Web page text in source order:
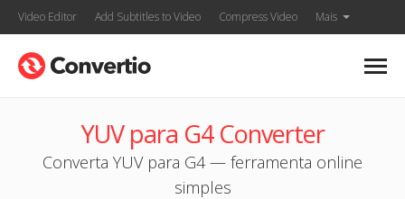
Video Editor Add Subtitles to Video Compress Video Mais
YUV para G4 Converter
Converta YUV para G4 — ferramenta online
simples